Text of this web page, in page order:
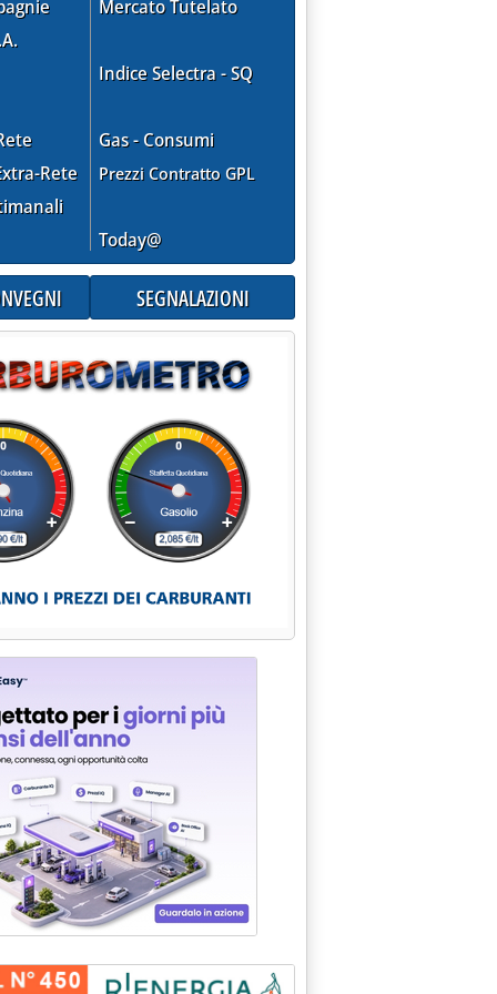
MODALITA' DENUNCIA SCORTE D'OBBLIGO E LORO
L'IMPORT DI GREGGIO IN CONTO PROPRIO'
Rete
Mercato Tutelato
Indice Selectra - SQ
Gas - Consumi
Prezzi Contratto GPL
Today@
SEGNALAZIONI